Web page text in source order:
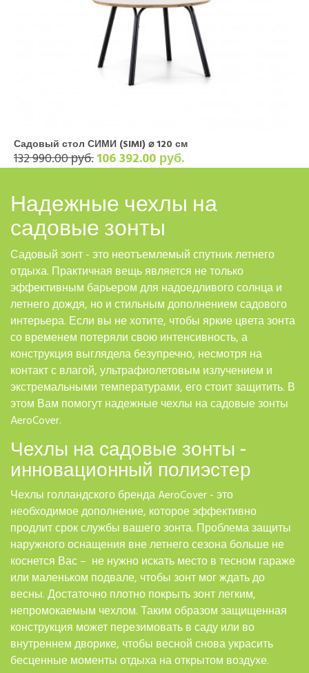
Садовый стол СИМИ (SIMI) ⌀ 120 см
132 990.00 руб.106 392.00 руб.
Надежные чехлы на
садовые зонты
Садовый зонт - это неотъемлемый спутник летнего
отдыха. Практичная вещь является не только
эффективным барьером для надоедливого солнца и
летнего дождя, но и стильным дополнением садового
интерьера. Если вы не хотите, чтобы яркие цвета зонта
со временем потеряли свою интенсивность, а
конструкция выглядела безупречно, несмотря на
контакт с влагой, ультрафиолетовым излучением и
экстремальными температурами, его стоит защитить. В
этом Вам помогут надежные чехлы на садовые зонты
AeroCover.
Чехлы на садовые зонты -
инновационный полиэстер
Чехлы голландского бренда AeroCover - это
необходимое дополнение, которое эффективно
продлит срок службы вашего зонта. Проблема защиты
наружного оснащения вне летнего сезона больше не
коснется Вас – не нужно искать место в тесном гараже
или маленьком подвале, чтобы зонт мог ждать до
весны. Достаточно плотно покрыть зонт легким,
непромокаемым чехлом. Таким образом защищенная
конструкция может перезимовать в саду или во
внутреннем дворике, чтобы весной снова украсить
бесценные моменты отдыха на открытом воздухе.